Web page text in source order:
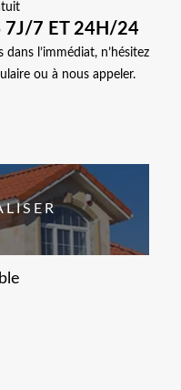
7J/7 ET 24H/24
l’immédiat, n’hésitez
ou à nous appeler.